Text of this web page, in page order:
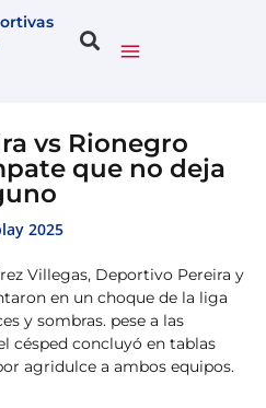
vs Rionegro
que no deja
2025
Villegas, Deportivo Pereira y
en un choque de la liga
y sombras. pese a las
césped concluyó en tablas
agridulce a ambos equipos.